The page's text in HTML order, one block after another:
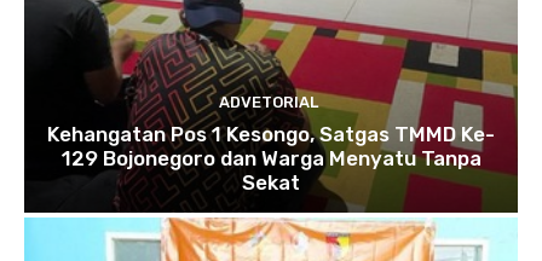
ADVETORIAL
Kehangatan Pos 1 Kesongo, Satgas TMMD Ke-
129 Bojonegoro dan Warga Menyatu Tanpa
Sekat